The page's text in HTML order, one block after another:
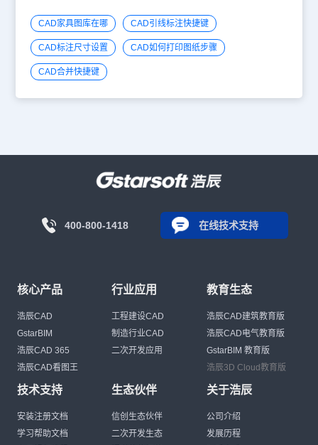
CAD家具图库在哪 CAD引线标注快捷键
CAD标注尺寸设置 CAD如何打印图纸步骤
CAD合并快捷键
400-800-1418 在线技术支持
核心产品
浩辰CAD
GstarBIM
浩辰CAD 365
浩辰CAD看图王
行业应用
工程建设CAD
制造行业CAD
二次开发应用
教育生态
浩辰CAD建筑教育版
浩辰CAD电气教育版
GstarBIM 教育版
浩辰3D Cloud教育版
技术支持
安装注册文档
学习帮助文档
生态伙伴
信创生态伙伴
二次开发生态
关于浩辰
公司介绍
发展历程